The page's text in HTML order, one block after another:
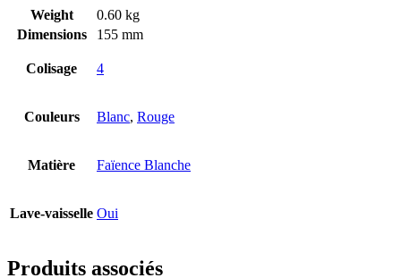
Weight
0.60 kg
Dimensions
155 mm
Colisage 4
Couleurs Blanc, Rouge
Matière Faïence Blanche
Lave-vaisselle Oui
Produits associés